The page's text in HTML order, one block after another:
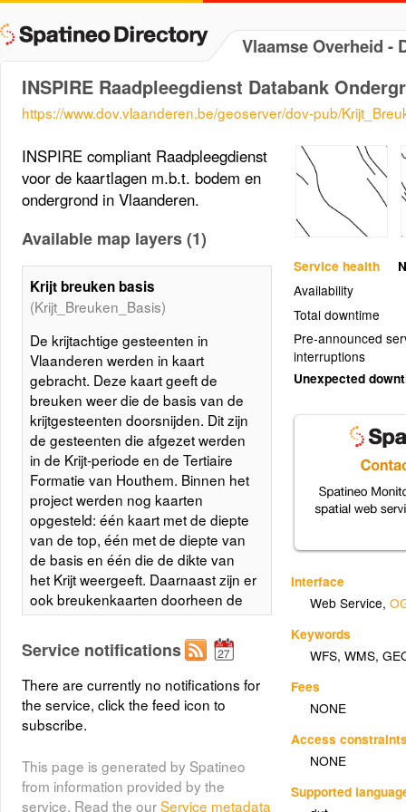
Vlaamse Overheid -
INSPIRE Raadpleegdienst Databank
https://www.dov.vlaanderen.be/geoserver/dov-pub/
Service health
Availability
Total downtime
Pre-announced
interruptions
Unexpected
Interface
Web Service,
Keywords
WFS,WMS,
Fees
NONE
Access
NONE
Supported
INSPIRE compliant Raadpleegdienst
voor de kaartlagen m.b.t. bodem en
ondergrond in Vlaanderen.
Available map layers (1)
Krijt breuken basis
(Krijt_Breuken_Basis)
De krijtachtige gesteenten in
Vlaanderen werden in kaart
gebracht. Deze kaart geeft de
breuken weer die de basis van de
krijtgesteenten doorsnijden. Dit zijn
de gesteenten die afgezet werden
in de Krijt-periode en de Tertiaire
Formatie van Houthem. Binnen het
project werden nog kaarten
opgesteld: één kaart met de diepte
van de top, één met de diepte van
de basis en één die de dikte van
het Krijt weergeeft. Daarnaast zijn er
ook breukenkaarten doorheen de
top en de basis van de
krijtafzettingen. Meer info op
https://www.dov.vlaanderen.be/page/diepte-
en-diktekaart-krijt
Layer metadata (html,xml)
Service notifications
There are currently no notifications for
the service, click the feed icon to
subscribe.
This page is generated by Spatineo
from information provided by the
service. Read the ourService metadata